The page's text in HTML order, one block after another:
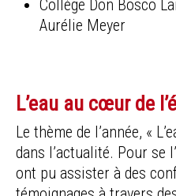
Collège Don Bosco
Aurélie Meyer
L’eau au cœur de
Le thème de l’année, «
dans l’actualité. Pour se
ont pu assister à des